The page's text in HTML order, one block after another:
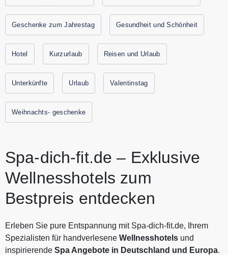
und echter Beratung: persönlich, kompetent, zuverlässig.
Dazu kommen geprüfte Qualität, hohe
Weiterempfehlungsraten und Extras, die Ihren Aufenthalt
spürbar wertvoller machen. Sparen Sie jetzt durch Urlaubs-
Gutscheine mit den aktuellen Gutscheinen und
Geschenke zum Jahrestag Gesundheit und Schönheit
Hotel Kurzurlaub Reisen und Urlaub
Unterkünfte Urlaub Valentinstag
Weihnachts- geschenke
Spa-dich-fit.de – Exklusive
Wellnesshotels zum
Bestpreis entdecken
Erleben Sie pure Entspannung mit Spa-dich-fit.de, Ihrem
Spezialisten für handverlesene Wellnesshotels und
inspirierende Spa Angebote in Deutschland und Europa.